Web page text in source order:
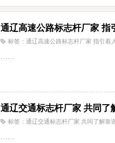
通辽高速公路标志杆厂家 指
标签：通辽高速公路标志杆厂家 指引着
……
通辽交通标志杆厂家 共同了
标签：通辽交通标志杆厂家 共同了解靠
……